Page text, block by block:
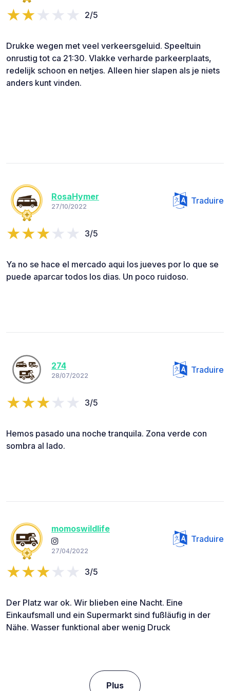
2/5
Drukke wegen met veel verkeersgeluid. Speeltuin
onrustig tot ca 21:30. Vlakke verharde parkeerplaats,
redelijk schoon en netjes. Alleen hier slapen als je niets
anders kunt vinden.
RosaHymer
27/10/2022
Traduire
3/5
Ya no se hace el mercado aqui los jueves por lo que se
puede aparcar todos los dias. Un poco ruidoso.
274
28/07/2022
Traduire
3/5
Hemos pasado una noche tranquila. Zona verde con
sombra al lado.
momoswildlife
27/04/2022
Traduire
3/5
Der Platz war ok. Wir blieben eine Nacht. Eine
Einkaufsmall und ein Supermarkt sind fußläufig in der
Nähe. Wasser funktional aber wenig Druck
Plus